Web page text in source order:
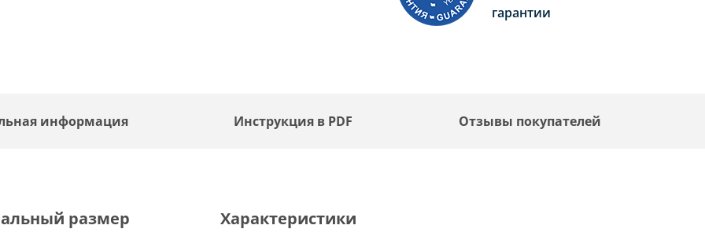
гарантии
информация Инструкция в PDF Отзывы покупателей
размер Характеристики